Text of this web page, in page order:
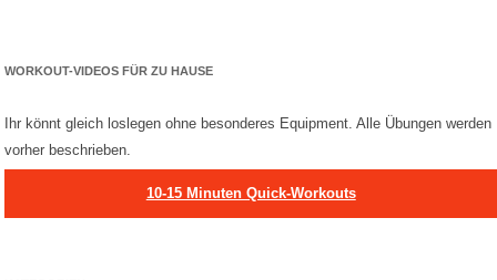
WORKOUT-VIDEOS FÜR ZU HAUSE
Ihr könnt gleich loslegen ohne besonderes Equipment. Alle Übungen werden
vorher beschrieben.
10-15 Minuten Quick-Workouts